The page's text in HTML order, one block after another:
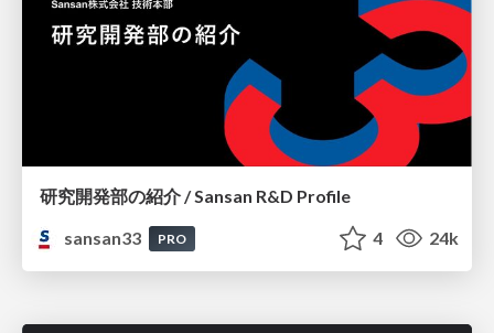
研究開発部の紹介 / Sansan R&D Profile
sansan33
PRO 4 24k